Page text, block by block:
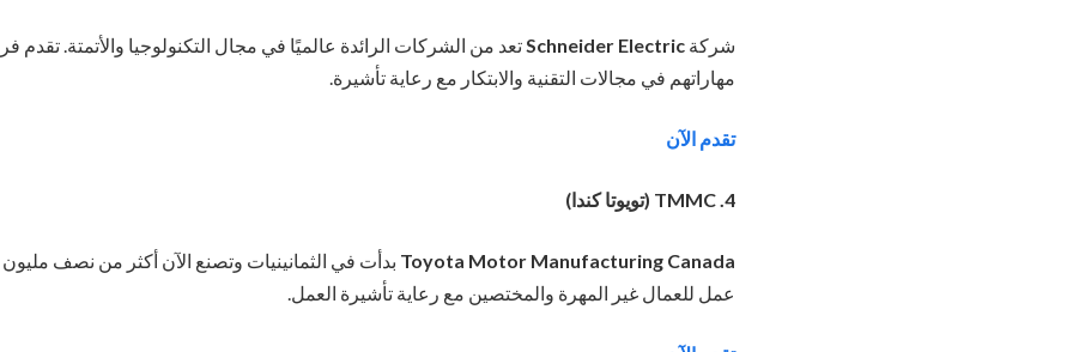
شركة Schneider Electricتعد من الشركات الرائدة عالميًا في مجال التكنولوجيا والأتمتة. تقدم
مهاراتهم في مجالات التقنية والابتكار مع رعاية تأشيرة.
تقدم الآن
4. TMMC (تويوتا كندا)
Toyota Motor Manufacturing Canada بدأت في الثمانينيات وتصنع الآن أكثر من نصف
عمل للعمال غير المهرة والمختصين مع رعاية تأشيرة العمل.